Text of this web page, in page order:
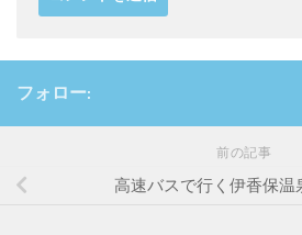
フォロー:
前の記事
高速バスで行く伊香保温